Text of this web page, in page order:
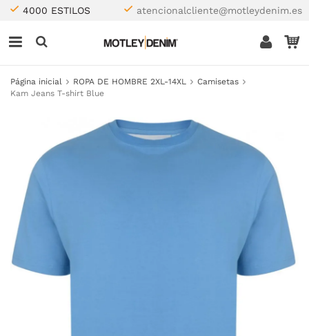
4000 ESTILOS atencionalcliente@motleydenim.es
Página inicial ROPA DE HOMBRE 2XL-14XL
Camisetas
Kam Jeans T-shirt Blue